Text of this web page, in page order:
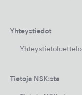
Yhteystiedot
Yhteystietoluettelo
Tietoja NSK:sta